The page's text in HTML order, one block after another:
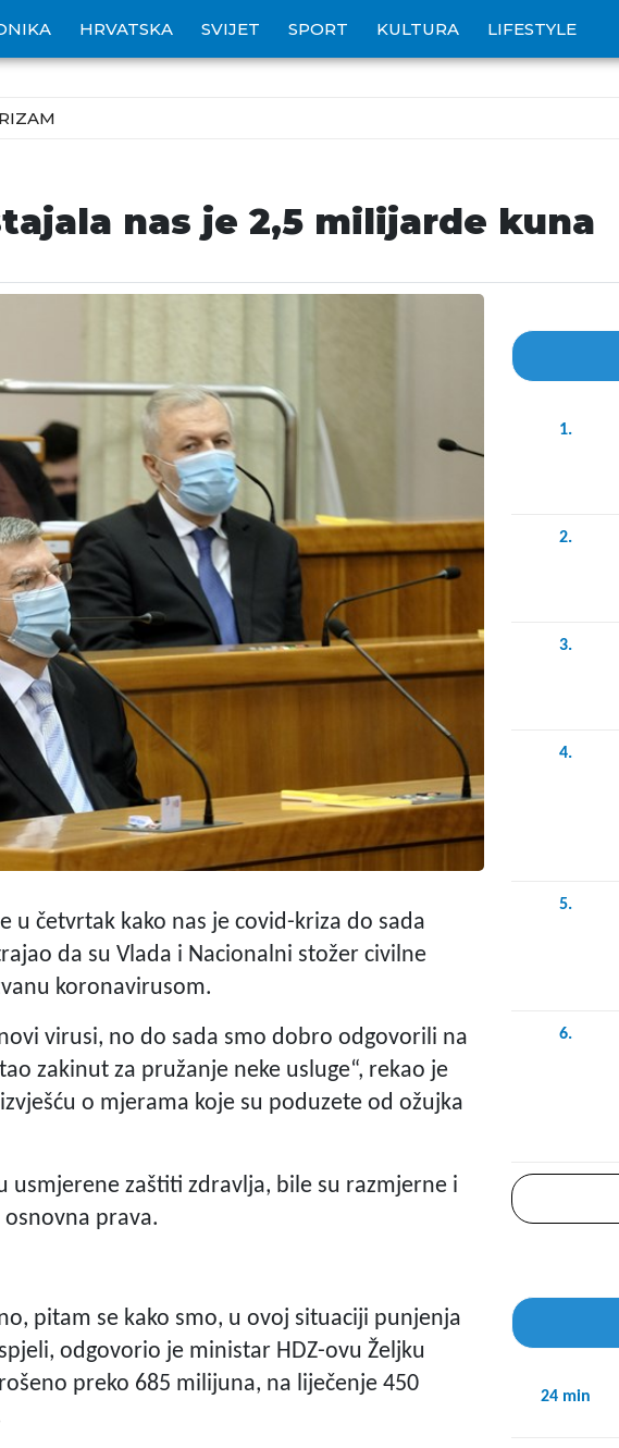
HRVATSKA SVIJET SPORT KULTURA LIFESTYLE
nas je 2,5 milijarde kuna
u četvrtak kako nas je covid-kriza do sada
da su Vlada i Nacionalni stožer civilne
koronavirusom.
virusi, no do sada smo dobro odgovorili na
zakinut za pružanje neke usluge“, rekao je
o mjerama koje su poduzete od ožujka
usmjerene zaštiti zdravlja, bile su razmjerne i
prava.
pitam se kako smo, u ovoj situaciji punjenja
odgovorio je ministar HDZ-ovu Željku
preko 685 milijuna, na liječenje 450
1.
2.
3.
4.
5.
6.
24 min